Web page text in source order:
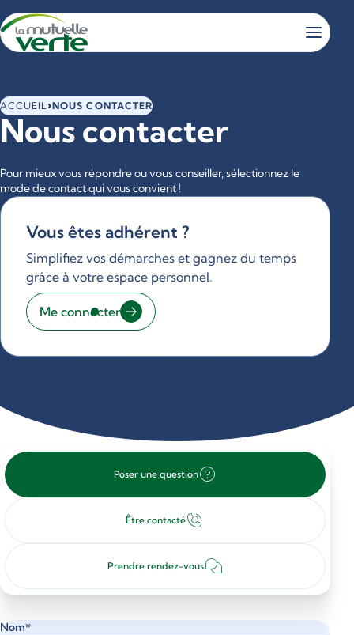
Panneau de gestion des cookies
Vous
êtes
ici
ACCUEIL NOUS CONTACTER
Nous contacter
Pour mieux vous répondre ou vous conseiller, sélectionnez le
mode de contact qui vous convient !
Vous êtes adhérent ?
Simplifiez vos démarches et gagnez du temps
grâce à votre espace personnel.
Me connecter
Poser une question
Être contacté
Prendre rendez-vous
Nom*